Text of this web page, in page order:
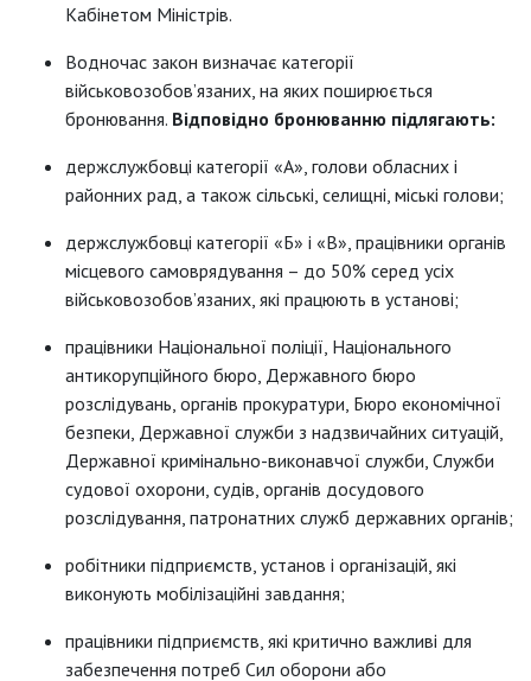
Кабінетом Міністрів.
Водночас закон визначає категорії
військовозобов’язаних, на яких поширюється
бронювання. Відповідно бронюванню підлягають:
держслужбовці категорії «А», голови обласних і
районних рад, а також сільські, селищні, міські голови;
держслужбовці категорії «Б» і «В», працівники органів
місцевого самоврядування – до 50% серед усіх
військовозобов’язаних, які працюють в установі;
працівники Національної поліції, Національного
антикорупційного бюро, Державного бюро
розслідувань, органів прокуратури, Бюро економічної
безпеки, Державної служби з надзвичайних ситуацій,
Державної кримінально-виконавчої служби, Служби
судової охорони, судів, органів досудового
розслідування, патронатних служб державних органів;
робітники підприємств, установ і організацій, які
виконують мобілізаційні завдання;
працівники підприємств, які критично важливі для
забезпечення потреб Сил оборони або